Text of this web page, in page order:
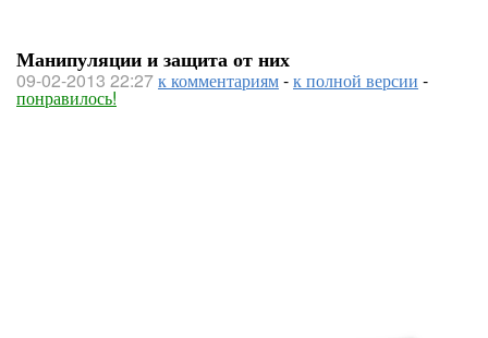
Манипуляции и защита от них
09-02-2013 22:27к комментариям-к полной версии -
понравилось!